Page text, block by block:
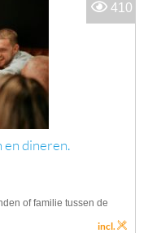
en dineren.
of familie tussen de
incl.
410